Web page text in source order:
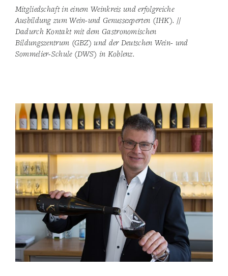
Mitgliedschaft in einem Weinkreis und erfolgreiche
Ausbildung zum Wein-und Genussexperten (IHK). //
Dadurch Kontakt mit dem Gastronomischen
Bildungszentrum (GBZ) und der Deutschen Wein- und
Sommelier-Schule (DWS) in Koblenz.